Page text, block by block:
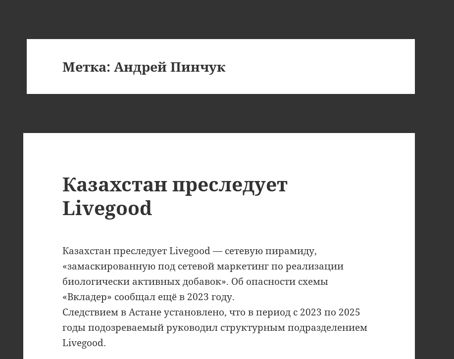
Метка:Андрей Пинчук
Казахстан преследует
Livegood
Казахстан преследует Livegood — сетевую пирамиду,
«замаскированную под сетевой маркетинг по реализации
биологически активных добавок». Об опасности схемы
«Вкладер» сообщал ещё в 2023 году.
Следствием в Астане установлено, что в период с 2023 по 2025
годы подозреваемый руководил структурным подразделением
Livegood.